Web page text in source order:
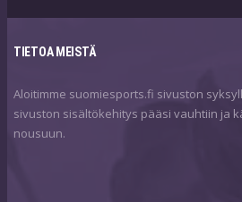
TIETOA MEISTÄ
Aloitimme suomiesports.fi sivuston
sivuston sisältökehitys pääsi vauhtiin ja
nousuun.